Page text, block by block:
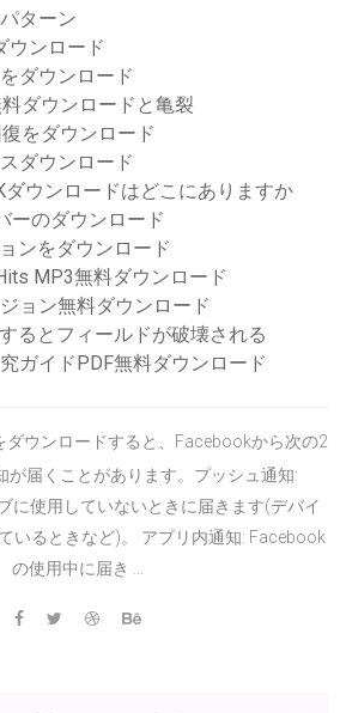
ターン
ウンロード
ダウンロード
ダウンロードと亀裂
をダウンロード
ダウンロード
ウンロードはどこにありますか
ーのダウンロード
ンをダウンロード
MP3無料ダウンロード
ョン無料ダウンロード
るとフィールドが破壊される
ガイドPDF無料ダウンロード
ダウンロードすると、Facebookから次の2
が届くことがあります。プッシュ通知:
に使用していないときに届きます(デバイ
いるときなど)。 アプリ内通知: Facebook
の使用中に届き …